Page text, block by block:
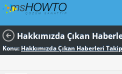
Konu: Hakkımızda Çıkan Haberleri